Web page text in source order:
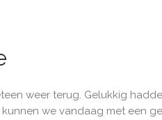
weer terug. Gelukkig
we vandaag met een